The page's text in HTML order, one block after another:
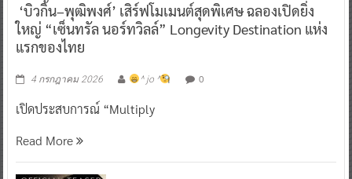
‘บิวกิ้น–พุฒิพงศ์’ เสิร์ฟโมเมนต์สุดพิเศษ ฉลองเปิดยิ่ง
ใหญ่ “เซ็นทรัล นอร์ทวิลล์” Longevity Destination แห่ง
แรกของไทย
4 กรกฎาคม 2026 ^ jo ^ 0
เปิดประสบการณ์ “Multiply
Read More